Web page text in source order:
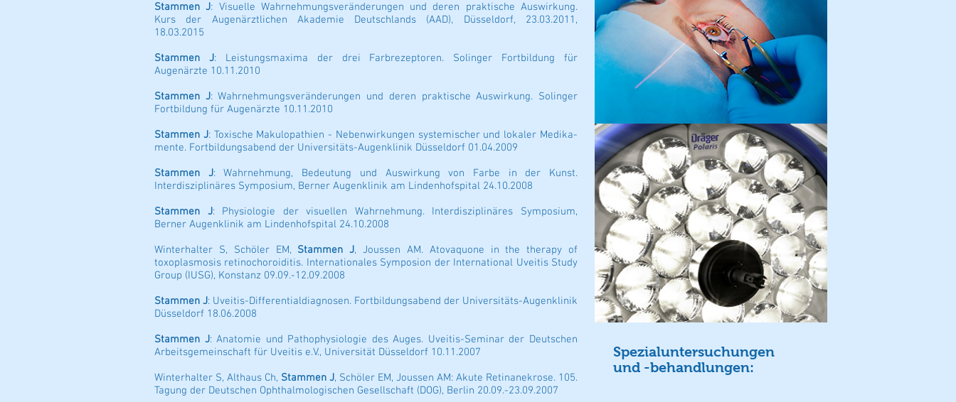
Stammen J: Visuelle Wahrnehmungsveränderungen und deren praktische Auswirkung.
Kurs der Augenärztlichen Akademie Deutschlands (AAD), Düsseldorf, 23.03.2011,
18.03.2015
Stammen J: Leistungsmaxima der drei Farbrezeptoren. Solinger Fortbildung für
Augenärzte 10.11.2010
Stammen J: Wahrnehmungsveränderungen und deren praktische Auswirkung. Solinger
Fortbildung für Augenärzte 10.11.2010
Stammen J: Toxische Makulopathien - Nebenwirkungen systemischer und lokaler Medika-
mente. Fortbildungsabend der Universitäts-Augenklinik Düsseldorf 01.04.2009
Stammen J: Wahrnehmung, Bedeutung und Auswirkung von Farbe in der Kunst.
Interdisziplinäres Symposium, Berner Augenklinik am Lindenhofspital 24.10.2008
Stammen J: Physiologie der visuellen Wahrnehmung. Interdisziplinäres Symposium,
Berner Augenklinik am Lindenhofspital 24.10.2008
Winterhalter S, Schöler EM, Stammen J, Joussen AM. Atovaquone in the therapy of
toxoplasmosis retinochoroiditis. Internationales Symposion der International Uveitis Study
Group (IUSG), Konstanz 09.09.-12.09.2008
Stammen J: Uveitis-Differentialdiagnosen. Fortbildungsabend der Universitäts-Augenklinik
Düsseldorf 18.06.2008
Stammen J: Anatomie und Pathophysiologie des Auges. Uveitis-Seminar der Deutschen
Arbeitsgemeinschaft für Uveitis e.V., Universität Düsseldorf 10.11.2007
Winterhalter S, Althaus Ch, Stammen J, Schöler EM, Joussen AM: Akute Retinanekrose. 105.
Tagung der Deutschen Ophthalmologischen Gesellschaft (DOG), Berlin 20.09.-23.09.2007
Spezialuntersuchungen
und -behandlungen: